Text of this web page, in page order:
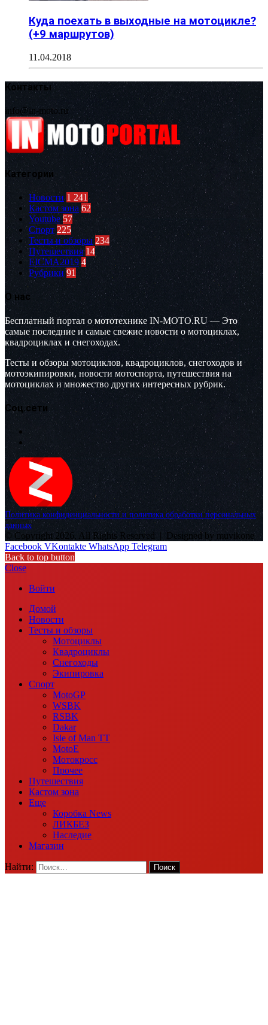
Куда поехать в выходные на мотоцикле?
(+9 маршрутов)
11.04.2018
Контакты
info@in-moto.ru
Категории
Новости 1 241
Кастом зона 62
Youtube 57
Спорт 225
Тесты и обзоры 234
Путешествия 14
EICMA2019 4
Рубрики 91
О нас
Бесплатный портал о мототехнике IN-MOTO.RU — Это
самые последние и самые свежие новости о мотоциклах,
квадроциклах и снегоходах.
Тесты и обзоры мотоциклов, квадроциклов, снегоходов и
мотоэкипировки, новости мотоспорта, путешествия на
мотоциклах и множество других интересных рубрик.
Соц.сети
Политика конфиденциальности и политика обработки персональных
данных
© Copyright 2026, All Rights Reserved |
Designed by muvikone
Facebook VKontakte WhatsApp Telegram
Back to top button
Close
Войти
Домой
Новости
Тесты и обзоры
Мотоциклы
Квадроциклы
Снегоходы
Экипировка
Спорт
MotoGP
WSBK
RSBK
Dakar
Isle of Man TT
MotoE
Мотокросс
Прочее
Путешествия
Кастом зона
Еще
Коробка News
ЛИКБЕЗ
Наследие
Магазин
Найти: